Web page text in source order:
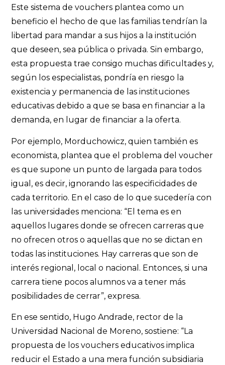
Este sistema de vouchers plantea como un
beneficio el hecho de que las familias tendrían la
libertad para mandar a sus hijos a la institución
que deseen, sea pública o privada. Sin embargo,
esta propuesta trae consigo muchas dificultades y,
según los especialistas, pondría en riesgo la
existencia y permanencia de las instituciones
educativas debido a que se basa en financiar a la
demanda, en lugar de financiar a la oferta.
Por ejemplo, Morduchowicz, quien también es
economista, plantea que el problema del voucher
es que supone un punto de largada para todos
igual, es decir, ignorando las especificidades de
cada territorio. En el caso de lo que sucedería con
las universidades menciona: “El tema es en
aquellos lugares donde se ofrecen carreras que
no ofrecen otros o aquellas que no se dictan en
todas las instituciones. Hay carreras que son de
interés regional, local o nacional. Entonces, si una
carrera tiene pocos alumnos va a tener más
posibilidades de cerrar”, expresa.
En ese sentido, Hugo Andrade, rector de la
Universidad Nacional de Moreno, sostiene: “La
propuesta de los vouchers educativos implica
reducir el Estado a una mera función subsidiaria